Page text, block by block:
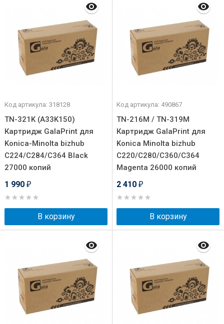
Код артикула: 318128
TN-321K (A33K150)
Картридж GalaPrint для
Konica-Minolta bizhub
C224/C284/C364 Black
27000 копий
1 990 ₽
В корзину
Код артикула: 490867
TN-216M / TN-319M
Картридж GalaPrint для
Konica Minolta bizhub
C220/C280/C360/C364
Magenta 26000 копий
2 410 ₽
В корзину